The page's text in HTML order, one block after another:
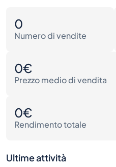
0
Numero di vendite
0€
Prezzo medio di vendita
0€
Rendimento totale
Ultime attività